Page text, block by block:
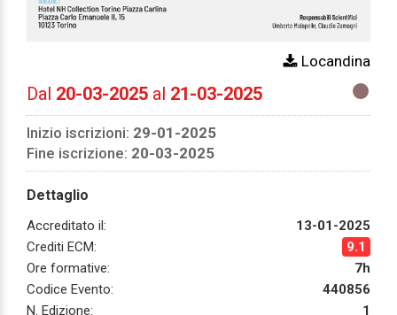
Locandina
Dal 20-03-2025 al 21-03-2025
Inizio iscrizioni: 29-01-2025
Fine iscrizione: 20-03-2025
Dettaglio
Accreditato il:
13-01-2025
Crediti ECM:
9.1
Ore formative:
7h
Codice Evento:
440856
N. Edizione:
1